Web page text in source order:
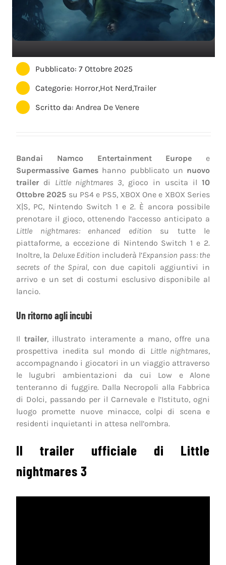
Pubblicato: 7 Ottobre 2025
Categorie: Horror,Hot Nerd,Trailer
Scritto da:Andrea De Venere
Bandai Namco Entertainment Europe e
Supermassive Games hanno pubblicato un nuovo
trailer di Little nightmares 3, gioco in uscita il 10
Ottobre 2025 su PS4 e PS5, XBOX One e XBOX Series
X|S, PC, Nintendo Switch 1 e 2. È ancora possibile
prenotare il gioco, ottenendo l’accesso anticipato a
Little nightmares: enhanced edition su tutte le
piattaforme, a eccezione di Nintendo Switch 1 e 2.
Inoltre, la Deluxe Edition includerà l’Expansion pass: the
secrets of the Spiral, con due capitoli aggiuntivi in
arrivo e un set di costumi esclusivo disponibile al
lancio.
Un ritorno agli incubi
Il trailer, illustrato interamente a mano, offre una
prospettiva inedita sul mondo di Little nightmares,
accompagnando i giocatori in un viaggio attraverso
le lugubri ambientazioni da cui Low e Alone
tenteranno di fuggire. Dalla Necropoli alla Fabbrica
di Dolci, passando per il Carnevale e l’Istituto, ogni
luogo promette nuove minacce, colpi di scena e
residenti inquietanti in attesa nell’ombra.
Il trailer ufficiale di Little
nightmares 3